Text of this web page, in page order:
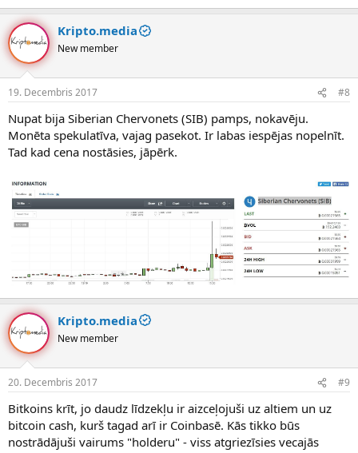
Kripto.media
New member
19. Decembris 2017 #8
Nupat bija Siberian Chervonets (SIB) pamps, nokavēju.
Monēta spekulatīva, vajag pasekot. Ir labas iespējas nopelnīt.
Tad kad cena nostāsies, jāpērk.
Kripto.media
New member
20. Decembris 2017 #9
Bitkoins krīt, jo daudz līdzekļu ir aizceļojuši uz altiem un uz
bitcoin cash, kurš tagad arī ir Coinbasē. Kās tikko būs
nostrādājuši vairums "holderu" - viss atgriezīsies vecajās